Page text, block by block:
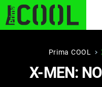
STARHOUSE
ESCAPE PLNEJ KOTEL
Prima COOL
X-MEN: